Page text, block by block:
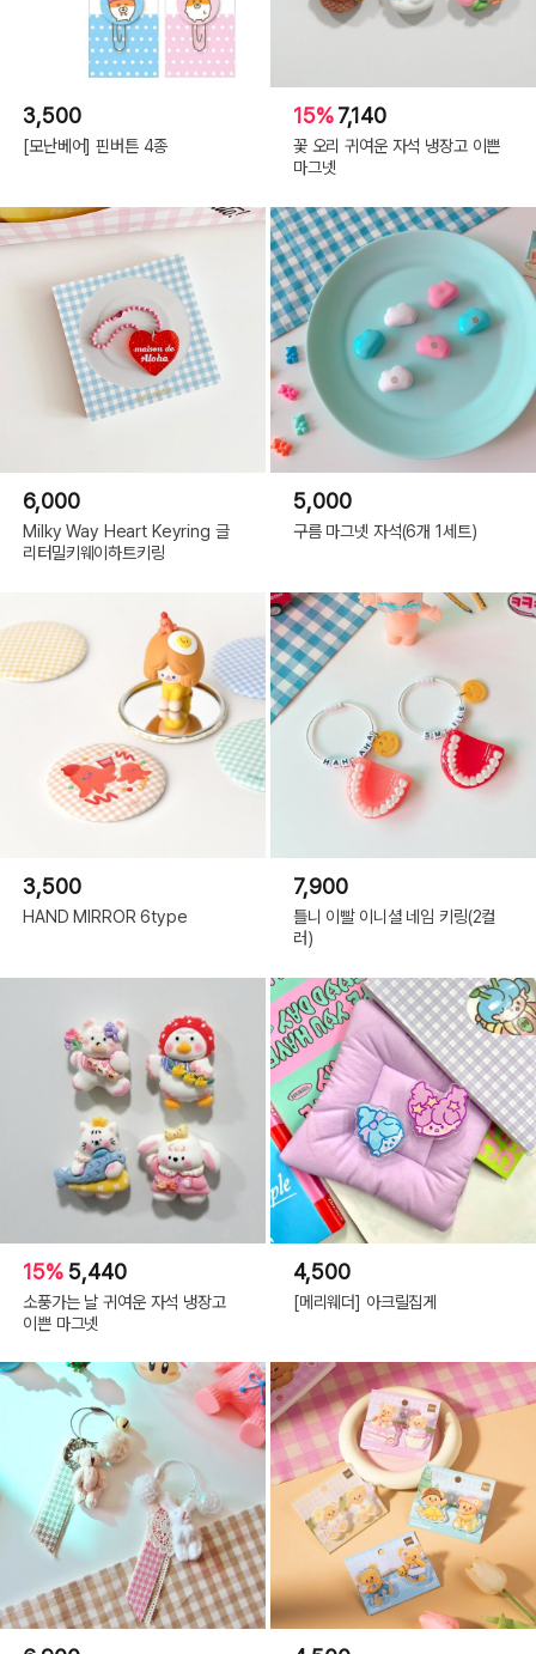
3,500
[모난베어] 핀버튼 4종
15%7,140
꽃 오리 귀여운 자석 냉장고 이쁜
마그넷
6,000
Milky Way Heart Keyring 글
리터밀키웨이하트키링
5,000
구름 마그넷 자석(6개 1세트)
3,500
HAND MIRROR 6type
7,900
틀니 이빨 이니셜 네임 키링(2컬
러)
15% 5,440
소풍가는 날 귀여운 자석 냉장고
이쁜 마그넷
4,500
[메리웨더] 아크릴집게